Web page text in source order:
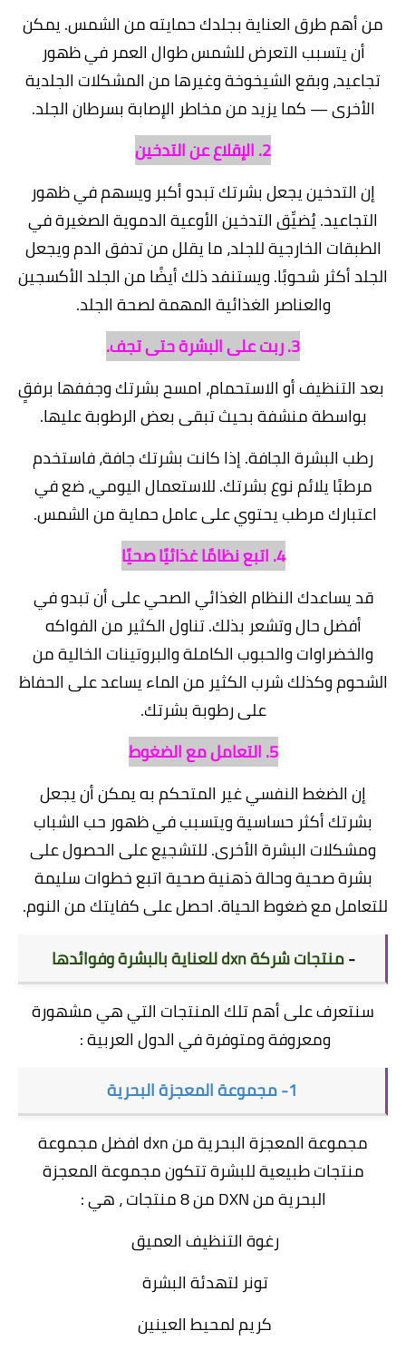
من أهم طرق العناية بجلدك حمايته من الشمس. يمكن
أن يتسبب التعرض للشمس طوال العمر في ظهور
تجاعيد، وبقع الشيخوخة وغيرها من المشكلات الجلدية
الأخرى — كما يزيد من مخاطر الإصابة بسرطان الجلد.
2. الإقلاع عن التدخين
إن التدخين يجعل بشرتك تبدو أكبر ويسهم في ظهور
التجاعيد. يُضيِّق التدخين الأوعية الدموية الصغيرة في
الطبقات الخارجية للجلد، ما يقلل من تدفق الدم ويجعل
الجلد أكثر شحوبًا. ويستنفد ذلك أيضًا من الجلد الأكسجين
والعناصر الغذائية المهمة لصحة الجلد.
3. ربت على البشرة حتى تجف.
بعد التنظيف أو الاستحمام، امسح بشرتك وجففها برفقٍ
بواسطة منشفة بحيث تبقى بعض الرطوبة عليها.
رطب البشرة الجافة. إذا كانت بشرتك جافة، فاستخدم
مرطبًا يلائم نوع بشرتك. للاستعمال اليومي، ضع في
اعتبارك مرطب يحتوي على عامل حماية من الشمس.
4. اتبع نظامًا غذائيًا صحيًا
قد يساعدك النظام الغذائي الصحي على أن تبدو في
أفضل حال وتشعر بذلك. تناول الكثير من الفواكه
والخضراوات والحبوب الكاملة والبروتينات الخالية من
الشحوم وكذلك شرب الكثير من الماء يساعد على الحفاظ
على رطوبة بشرتك.
5. التعامل مع الضغوط
إن الضغط النفسي غير المتحكم به يمكن أن يجعل
بشرتك أكثر حساسية ويتسبب في ظهور حب الشباب
ومشكلات البشرة الأخرى. للتشجيع على الحصول على
بشرة صحية وحالة ذهنية صحية اتبع خطوات سليمة
للتعامل مع ضغوط الحياة. احصل على كفايتك من النوم.
-منتجات شركة dxn للعناية بالبشرة وفوائدها
سنتعرف على أهم تلك المنتجات التي هي مشهورة
ومعروفة ومتوفرة في الدول العربية :
1- مجموعة المعجزة البحرية
مجموعة المعجزة البحرية من dxn افضل مجموعة
منتجات طبيعية للبشرة تتكون مجموعة المعجزة
البحرية من DXN من 8 منتجات ، هي :
رغوة التنظيف العميق
تونر لتهدئة البشرة
كريم لمحيط العينين